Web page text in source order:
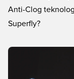
Anti-Clog
Superfly?